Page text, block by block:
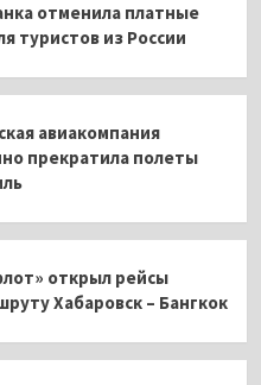
отменила платные
туристов из России
авиакомпания
прекратила полеты
открыл рейсы
Хабаровск – Бангкок